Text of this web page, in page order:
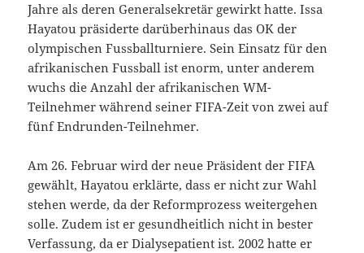
Jahre als deren Generalsekretär gewirkt hatte. Issa
Hayatou präsiderte darüberhinaus das OK der
olympischen Fussballturniere. Sein Einsatz für den
afrikanischen Fussball ist enorm, unter anderem
wuchs die Anzahl der afrikanischen WM-
Teilnehmer während seiner FIFA-Zeit von zwei auf
fünf Endrunden-Teilnehmer.
Am 26. Februar wird der neue Präsident der FIFA
gewählt, Hayatou erklärte, dass er nicht zur Wahl
stehen werde, da der Reformprozess weitergehen
solle. Zudem ist er gesundheitlich nicht in bester
Verfassung, da er Dialysepatient ist. 2002 hatte er